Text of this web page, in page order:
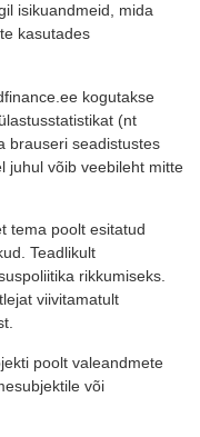
isikuandmeid, mida
kasutades
kogutakse
(nt
brauseri seadistustes
juhul võib veebileht mitte
tema poolt esitatud
Teadlikult
rikkumiseks.
viivitamatult
poolt valeandmete
või